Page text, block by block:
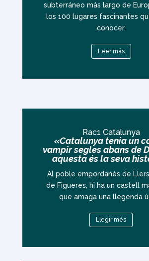
subterráneo más largo de
los 100 lugares fascinantes
conocer.
Leer más
Rac1 Catalunya
«Catalunya tenia un
vampir segles abans de
aquesta és la seva
Al poble empordanès de
de Figueres, hi ha un castell
que amaga una llegenda
Llegir més